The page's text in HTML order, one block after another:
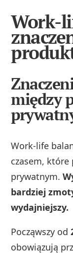
Work-
między
Work-life
czasem, które
prywatnym.
bardziej
wydajniejszy.
Począwszy od
obowiązują